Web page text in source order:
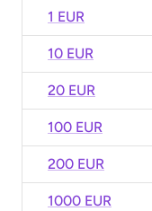
1 EUR
10 EUR
20 EUR
100 EUR
200 EUR
1000 EUR